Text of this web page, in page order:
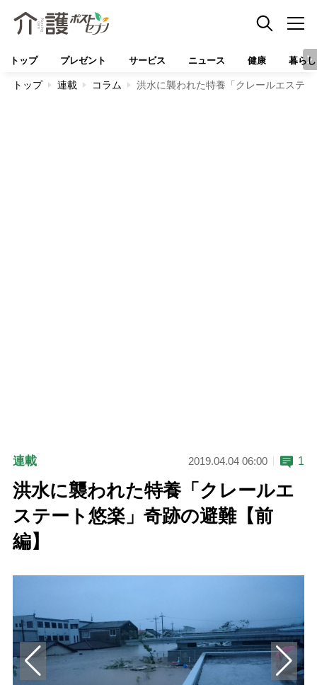
トップ プレゼント サービス ニュース 健康 暮らし
トップ 連載 コラム 洪水に襲われた特養「クレールエステ
連載 2019.04.04 06:00 1
洪水に襲われた特養「クレールエ
ステート悠楽」奇跡の避難【前
編】